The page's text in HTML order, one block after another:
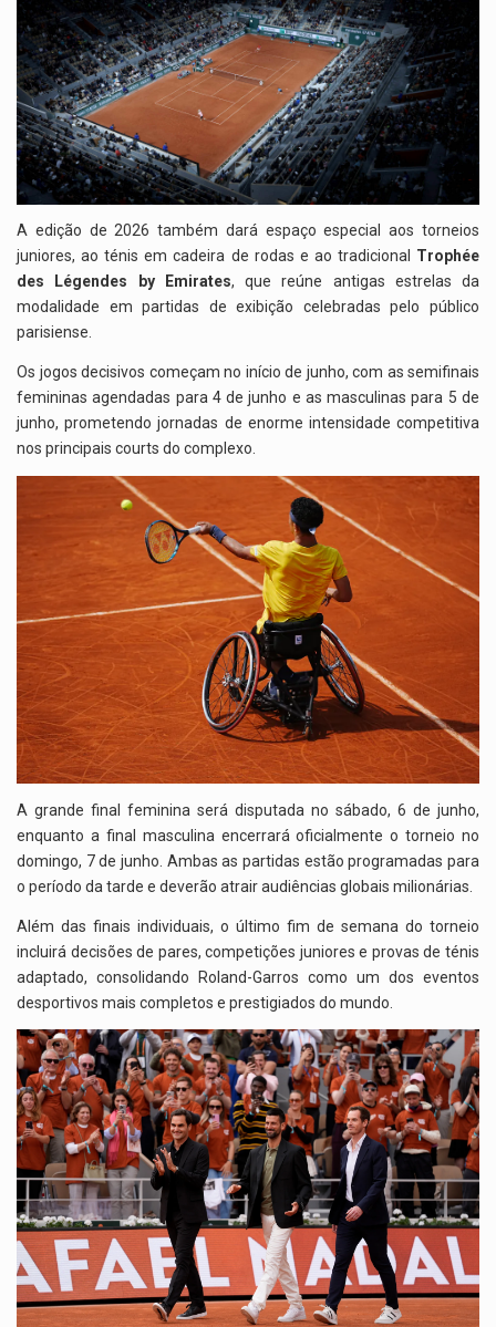
A edição de 2026 também dará espaço especial aos torneios
juniores, ao ténis em cadeira de rodas e ao tradicional Trophée
des Légendes by Emirates, que reúne antigas estrelas da
modalidade em partidas de exibição celebradas pelo público
parisiense.
Os jogos decisivos começam no início de junho, com as semifinais
femininas agendadas para 4 de junho e as masculinas para 5 de
junho, prometendo jornadas de enorme intensidade competitiva
nos principais courts do complexo.
A grande final feminina será disputada no sábado, 6 de junho,
enquanto a final masculina encerrará oficialmente o torneio no
domingo, 7 de junho. Ambas as partidas estão programadas para
o período da tarde e deverão atrair audiências globais milionárias.
Além das finais individuais, o último fim de semana do torneio
incluirá decisões de pares, competições juniores e provas de ténis
adaptado, consolidando Roland-Garros como um dos eventos
desportivos mais completos e prestigiados do mundo.